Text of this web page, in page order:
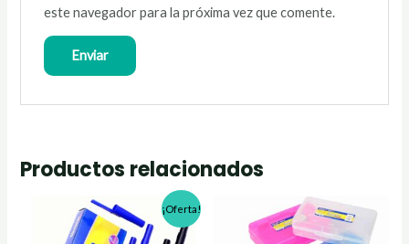
este navegador para la próxima vez que comente.
Productos relacionados
¡Oferta!